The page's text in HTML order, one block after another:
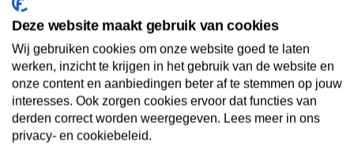
strand.
Hotelfaciliteiten
Het vriendelijke personeel aan de receptie is graag bij
alle vragen behulpzaam. Een bagagedepot, een kluis
en een wisselkantoor behoren tot de faciliteiten van
het hotel. Via Wi-Fi hebben de gasten toegang tot
het internet. De tourdesk biedt ondersteuning bij het
Deze website maakt gebruik van cookies
Wij gebruiken cookies om onze website goed te laten
werken, inzicht te krijgen in het gebruik van de website en
onze content en aanbiedingen beter af te stemmen op jouw
interesses. Ook zorgen cookies ervoor dat functies van
derden correct worden weergegeven. Lees meer in ons
privacy- en cookiebeleid.